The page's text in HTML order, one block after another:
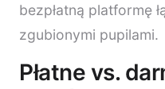
bezpłatną platformę
zgubionymi pupilami.
Płatne vs.